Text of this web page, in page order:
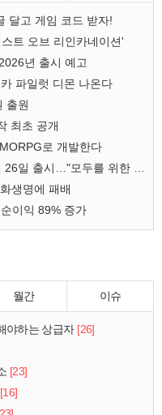
달고 게임 코드 받자!
트 오브 리인카네이션'
년 출시 예고
파일럿 디몬 나온다
출원
최초 공개
로 개발한다
생명에 패배
이익 89% 증가
월간 이슈
야하는 상급자 [26]
[23]
[16]